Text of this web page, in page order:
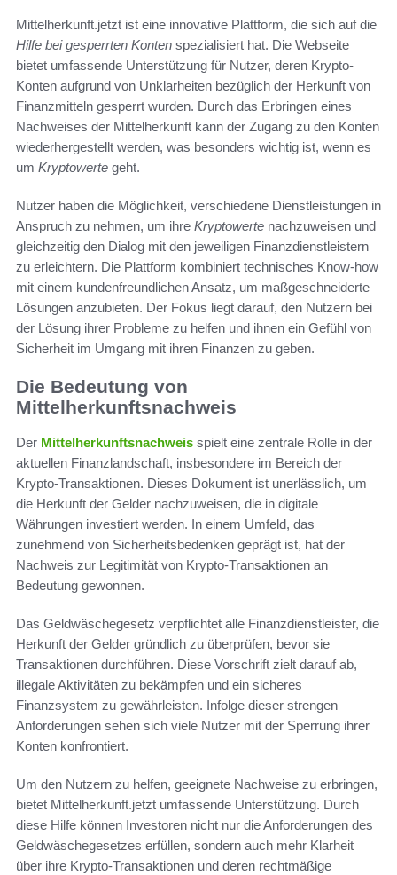
Mittelherkunft.jetzt ist eine innovative Plattform, die sich auf die
Hilfe bei gesperrten Konten spezialisiert hat. Die Webseite
bietet umfassende Unterstützung für Nutzer, deren Krypto-
Konten aufgrund von Unklarheiten bezüglich der Herkunft von
Finanzmitteln gesperrt wurden. Durch das Erbringen eines
Nachweises der Mittelherkunft kann der Zugang zu den Konten
wiederhergestellt werden, was besonders wichtig ist, wenn es
um Kryptowerte geht.
Nutzer haben die Möglichkeit, verschiedene Dienstleistungen in
Anspruch zu nehmen, um ihre Kryptowerte nachzuweisen und
gleichzeitig den Dialog mit den jeweiligen Finanzdienstleistern
zu erleichtern. Die Plattform kombiniert technisches Know-how
mit einem kundenfreundlichen Ansatz, um maßgeschneiderte
Lösungen anzubieten. Der Fokus liegt darauf, den Nutzern bei
der Lösung ihrer Probleme zu helfen und ihnen ein Gefühl von
Sicherheit im Umgang mit ihren Finanzen zu geben.
Die Bedeutung von
Mittelherkunftsnachweis
Der Mittelherkunftsnachweis spielt eine zentrale Rolle in der
aktuellen Finanzlandschaft, insbesondere im Bereich der
Krypto-Transaktionen. Dieses Dokument ist unerlässlich, um
die Herkunft der Gelder nachzuweisen, die in digitale
Währungen investiert werden. In einem Umfeld, das
zunehmend von Sicherheitsbedenken geprägt ist, hat der
Nachweis zur Legitimität von Krypto-Transaktionen an
Bedeutung gewonnen.
Das Geldwäschegesetz verpflichtet alle Finanzdienstleister, die
Herkunft der Gelder gründlich zu überprüfen, bevor sie
Transaktionen durchführen. Diese Vorschrift zielt darauf ab,
illegale Aktivitäten zu bekämpfen und ein sicheres
Finanzsystem zu gewährleisten. Infolge dieser strengen
Anforderungen sehen sich viele Nutzer mit der Sperrung ihrer
Konten konfrontiert.
Um den Nutzern zu helfen, geeignete Nachweise zu erbringen,
bietet Mittelherkunft.jetzt umfassende Unterstützung. Durch
diese Hilfe können Investoren nicht nur die Anforderungen des
Geldwäschegesetzes erfüllen, sondern auch mehr Klarheit
über ihre Krypto-Transaktionen und deren rechtmäßige